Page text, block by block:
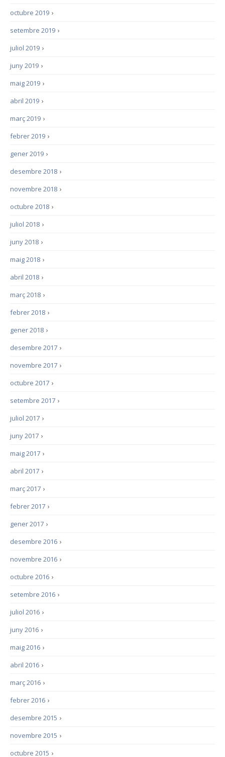
›
octubre 2019
›
setembre 2019
›
juliol 2019
›
juny 2019
›
maig 2019
›
abril 2019
›
març 2019
›
febrer 2019
›
gener 2019
›
desembre 2018
›
novembre 2018
›
octubre 2018
›
juliol 2018
›
juny 2018
›
maig 2018
›
abril 2018
›
març 2018
›
febrer 2018
›
gener 2018
›
desembre 2017
›
novembre 2017
›
octubre 2017
›
setembre 2017
›
juliol 2017
›
juny 2017
›
maig 2017
›
abril 2017
›
març 2017
›
febrer 2017
›
gener 2017
›
desembre 2016
›
novembre 2016
›
octubre 2016
›
setembre 2016
›
juliol 2016
›
juny 2016
›
maig 2016
›
abril 2016
›
març 2016
›
febrer 2016
›
desembre 2015
›
novembre 2015
›
octubre 2015